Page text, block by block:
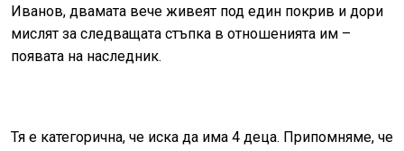
Иванов, двамата вече живеят под един покрив и дори
мислят за следващата стъпка в отношенията им –
появата на наследник.
Тя е категорична, че иска да има 4 деца. Припомняме, че